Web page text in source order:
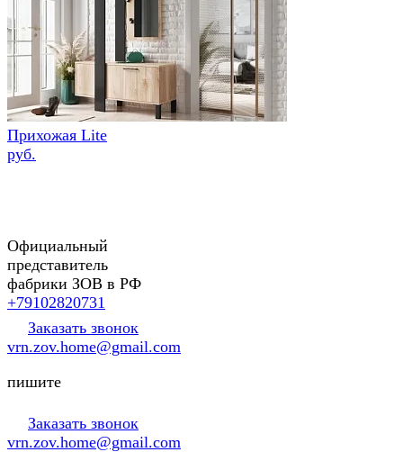
Прихожая Lite
руб.
Официальный
представитель
фабрики ЗОВ в РФ
+79102820731
Заказать звонок
vrn.zov.home@gmail.com
пишите
Заказать звонок
vrn.zov.home@gmail.com